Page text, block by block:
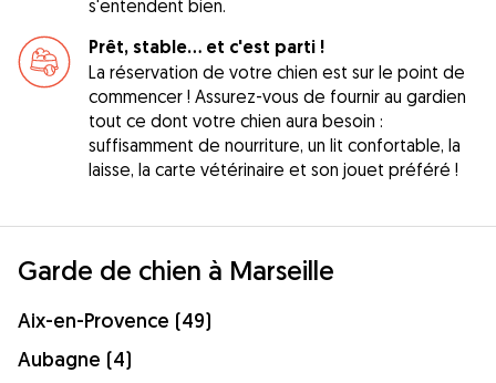
s'entendent bien.
Prêt, stable... et c'est parti !
La réservation de votre chien est sur le point de
commencer ! Assurez-vous de fournir au gardien
tout ce dont votre chien aura besoin :
suffisamment de nourriture, un lit confortable, la
laisse, la carte vétérinaire et son jouet préféré !
Garde de chien à Marseille
Aix-en-Provence (49)
Aubagne (4)